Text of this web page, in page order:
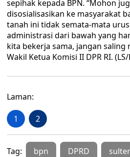
sepihak kepada BPN. “Mohon
disosialisasikan ke masyarakat
tanah ini tidak semata-mata
administrasi dari bawah yang
kita bekerja sama, jangan saling
Wakil Ketua Komisi II DPR RI. (LS/
Laman:
1 2
Tag: bpn DPRD